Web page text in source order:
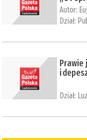
Autor:
Dział:
Prawie
i
Dział: